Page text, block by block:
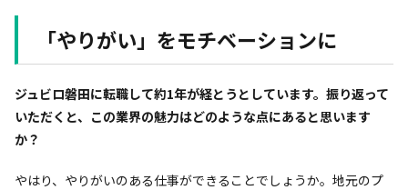
「やりがい」をモチベーションに
――ジュビロ磐田に転職して約1年が経とうとしています。振り返って
いただくと、この業界の魅力はどのような点にあると思います
か？
やはり、やりがいのある仕事ができることでしょうか。地元のプ